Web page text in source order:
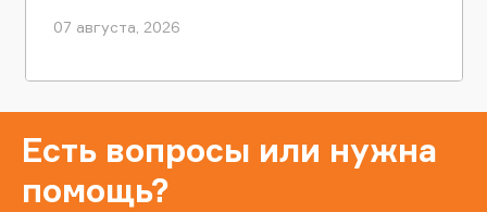
07 августа, 2026
Есть вопросы или нужна
помощь?